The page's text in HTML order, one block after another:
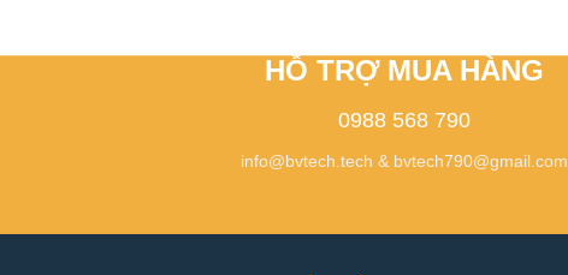
HỖ TRỢ MUA HÀNG
0988 568 790
info@bvtech.tech & bvtech790@gmail.com